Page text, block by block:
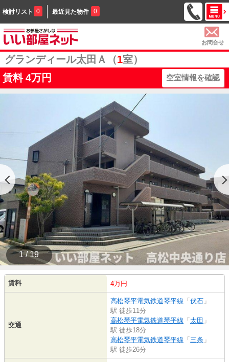
検討リスト 0 最近見た物件 0
お問合せ
グランディール太田Ａ（1室）
賃料 4万円 空室情報を確認
1 / 19
賃料 4万円
交通
高松琴平電気鉄道琴平線 「 伏石 」
駅 徒歩11分
高松琴平電気鉄道琴平線 「 太田 」
駅 徒歩18分
高松琴平電気鉄道琴平線 「 三条 」
駅 徒歩26分